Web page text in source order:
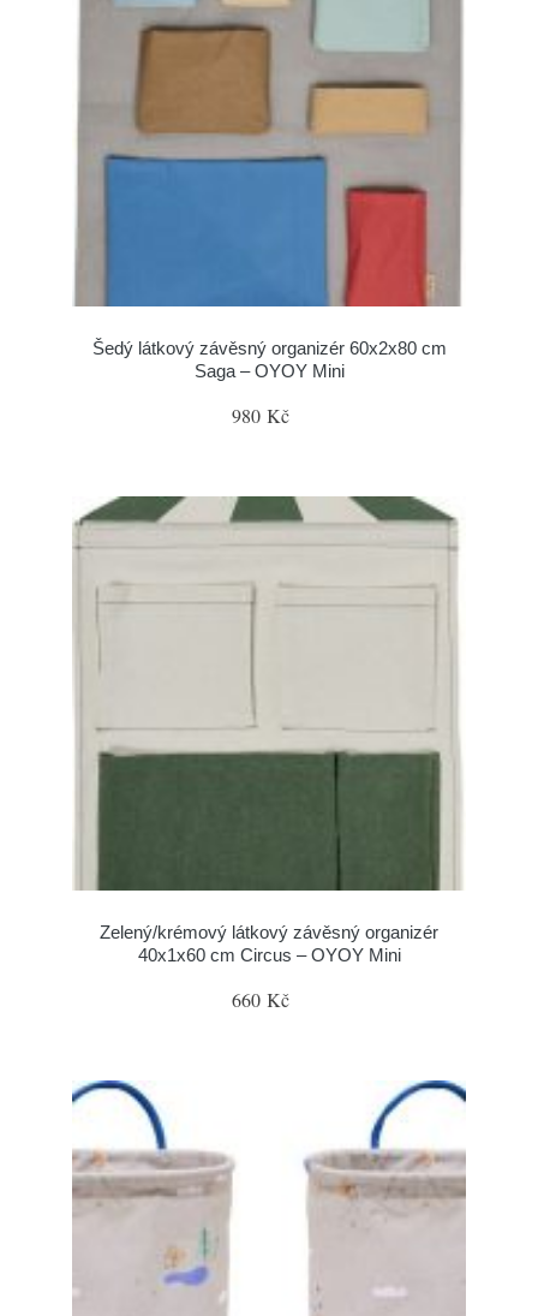
Šedý látkový závěsný organizér 60x2x80 cm
Saga – OYOY Mini
980 Kč
Zelený/krémový látkový závěsný organizér
40x1x60 cm Circus – OYOY Mini
660 Kč